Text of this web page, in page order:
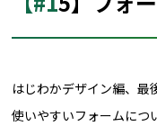
はじわかデザイン編、最
使いやすいフォームにつ